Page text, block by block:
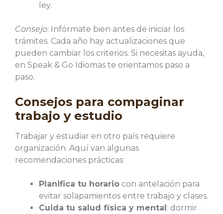
ley.
Consejo: Infórmate bien antes de iniciar los
trámites. Cada año hay actualizaciones que
pueden cambiar los criterios. Si necesitas ayuda,
en Speak & Go Idiomas te orientamos paso a
paso.
Consejos para compaginar
trabajo y estudio
Trabajar y estudiar en otro país requiere
organización. Aquí van algunas
recomendaciones prácticas:
Planifica tu horario con antelación para
evitar solapamientos entre trabajo y clases.
Cuida tu salud física y mental: dormir